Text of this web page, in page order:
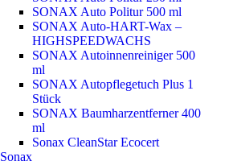
SONAX Auto Politur 500 ml
SONAX Auto-HART-Wax –
HIGHSPEEDWACHS
SONAX Autoinnenreiniger 500
ml
SONAX Autopflegetuch Plus 1
Stück
SONAX Baumharzentferner 400
ml
Sonax CleanStar Ecocert
Sonax